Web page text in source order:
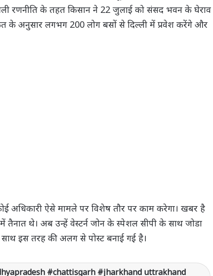
रणनीति के तहत किसान ने 22 जुलाई को संसद भवन के घेराव
के अनुसार लगभग 200 लोग बसों से दिल्ली में प्रवेश करेंगे और
अधिकारी ऐसे मामले पर विशेष तौर पर काम करेगा। खबर है
तैनात थे। अब उन्हें वेस्टर्न जोन के स्पेशल सीपी के साथ जोडा
इस तरह की अलग से पोस्ट बनाई गई है।
#chattisgarh #jharkhand uttrakhand